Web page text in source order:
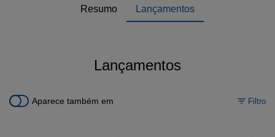
Resumo Lançamentos
Lançamentos
Aparece também em Filtro